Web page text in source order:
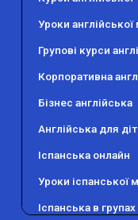
Вакансії
Уроки англійської
Групові курси
Корпоративна
Бізнес англійська
Англійська для
Іспанська онлайн
Уроки іспанської
Іспанська в групах